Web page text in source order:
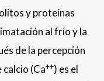
y proteínas
al frío y la
de la percepción
(Ca++) es el